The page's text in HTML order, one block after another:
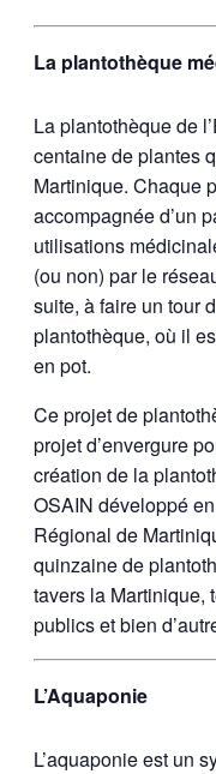
La plantothèque
La plantothèque de
centaine de plantes
Martinique. Chaque
accompagnée d’un
utilisations
(ou non) par le
suite, à faire un tour
plantothèque, où il
en pot.
Ce projet de
projet d’envergure
création de la
OSAIN développé
Régional de
quinzaine de
tavers la Martinique,
publics et bien
L’Aquaponie
L’aquaponie est un